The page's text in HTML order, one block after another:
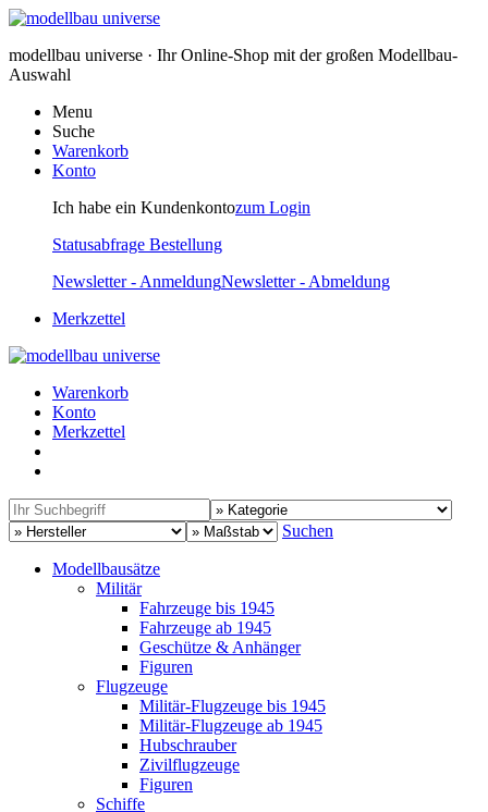
modellbau universe · Ihr Online-Shop mit der großen Modellbau-
Auswahl
Menu
Suche
Warenkorb
Konto
Ich habe ein Kundenkontozum Login
Statusabfrage Bestellung
Newsletter - AnmeldungNewsletter - Abmeldung
Merkzettel
Warenkorb
Konto
Merkzettel
Suchen
Modellbausätze
Militär
Fahrzeuge bis 1945
Fahrzeuge ab 1945
Geschütze & Anhänger
Figuren
Flugzeuge
Militär-Flugzeuge bis 1945
Militär-Flugzeuge ab 1945
Hubschrauber
Zivilflugzeuge
Figuren
Schiffe